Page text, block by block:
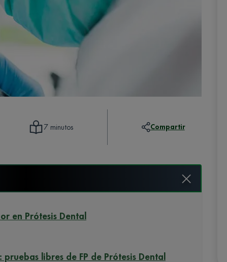
7 minutos Compartir
en Prótesis Dental
libres de FP de Prótesis Dental